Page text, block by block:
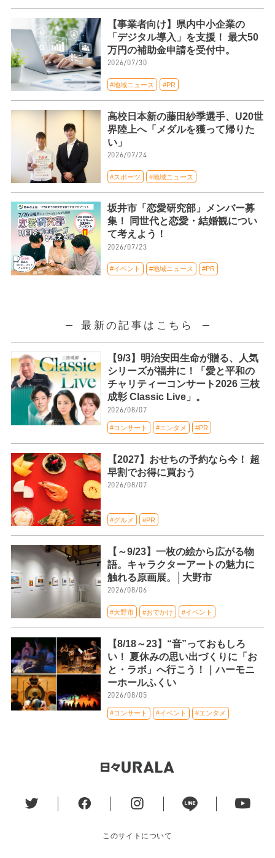
【事業者向け】県内中小企業の
「デジタル導入」を支援！ 最大50
万円の補助金申請を受付中。
2026/07/30
#地域ニュース #PR
高校日本新の藤田紗季選手、U20世
界陸上へ「メダルを獲って帰りた
い」
2026/07/24
#スポーツ #地域ニュース
坂井市「恋愛研究部」メンバー募
集！ 同世代と恋愛・結婚観につい
て考えよう！
2026/07/23
#イベント #地域ニュース #PR
最新の記事はこちら
【9/3】明治安田生命が贈る、人気
シリーズが福井に！「愛と平和の
チャリティーコンサート2026 三枝
成彰 Classic Live」。
2026/08/07
#コンサート #エンタメ #PR
【2027】おせちの予約なら今！ 超
早割でお得に買おう
2026/08/07
#グルメ #PR
【～9/23】一枚の絵から広がる物
語。キャラクターアートの魅力に
触れる原画展。│大野市
2026/08/06
#大野市 #おでかけ #イベント
【8/18～23】“音”っておもしろ
い！ 夏休みの思い出づくりに「お
と・ラボ」へ行こう！｜ハーモニ
ーホールふくい
2026/08/05
#コンサート #イベント #エンタメ
このサイトについて